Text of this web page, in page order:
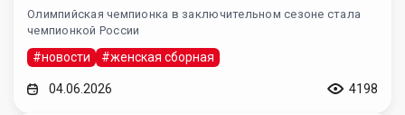
Олимпийская чемпионка в заключительном сезоне стала
чемпионкой России
#новости #женская сборная
04.06.2026 4198